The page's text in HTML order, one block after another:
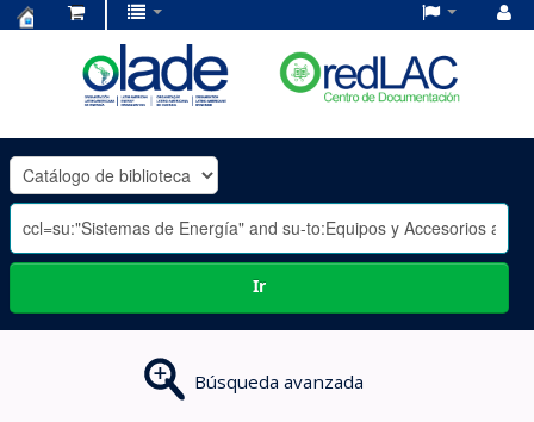
OLADE
-
Ir
Búsqueda avanzada